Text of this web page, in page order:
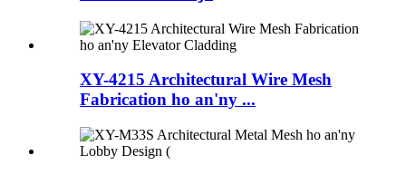
XY-4215 Architectural Wire Mesh
Fabrication ho an'ny ...